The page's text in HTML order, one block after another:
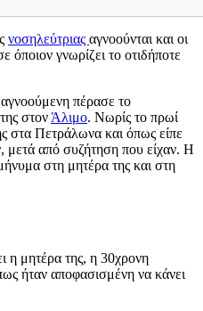
νοσηλεύτριας αγνοούνται και οι
όποιον γνωρίζει το οτιδήποτε
πέρασε το
στον Άλιμο. Νωρίς το πρωί
στα Πετράλωνα και όπως είπε
μετά από συζήτηση που είχαν. Η
στη μητέρα της και στη
η μητέρα της, η 30χρονη
ήταν αποφασισμένη να κάνει